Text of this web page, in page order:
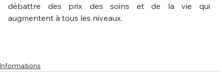
débattre des prix des soins et de la vie qui
augmentent à tous les niveaux.